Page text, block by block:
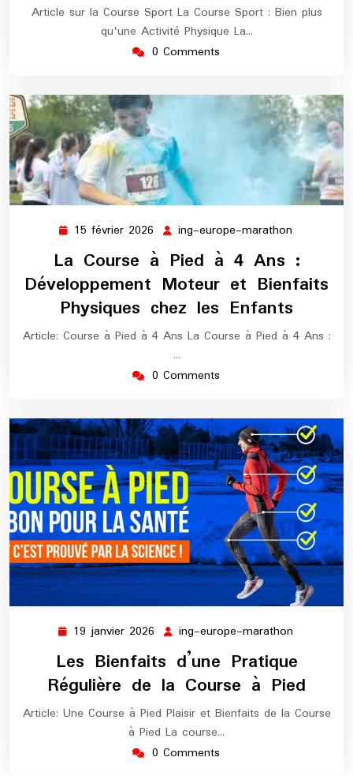
Article sur la Course Sport La Course Sport : Bien plus
qu'une Activité Physique La…
0 Comments
15 février 2026 15
février
2026
ing-europe-marathon
marathon
La Course à Pied à 4 Ans :
Développement Moteur et Bienfaits
Physiques chez les Enfants
Article: Course à Pied à 4 Ans La Course à Pied à 4 Ans :
…
0 Comments
19 janvier 2026 19
janvier
2026
ing-europe-marathon
marathon
Les Bienfaits d’une Pratique
Régulière de la Course à Pied
Article: Une Course à Pied Plaisir et Bienfaits de la Course
à Pied La course…
0 Comments